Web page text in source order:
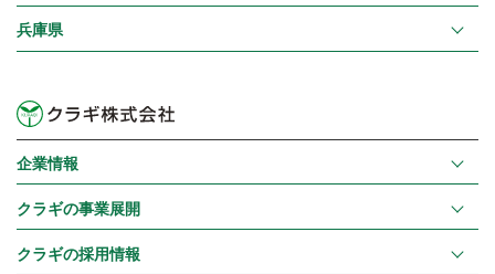
兵庫県
企業情報
クラギの事業展開
クラギの採用情報